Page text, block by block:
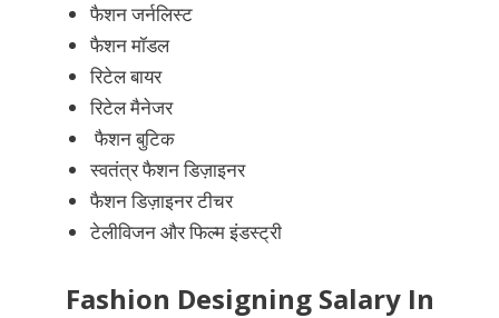
फैशन जर्नलिस्ट
फैशन मॉडल
रिटेल बायर
रिटेल मैनेजर
फैशन बुटिक
स्वतंत्र फैशन डिज़ाइनर
फैशन डिज़ाइनर टीचर
टेलीविजन और फिल्म इंडस्ट्री
Fashion Designing Salary In